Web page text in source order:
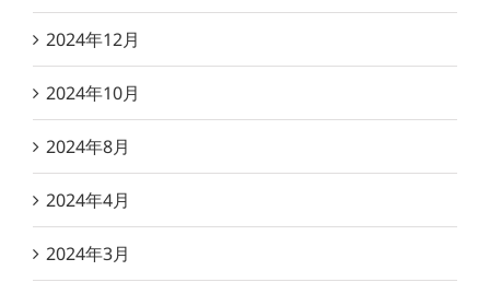
2024年12月
2024年10月
2024年8月
2024年4月
2024年3月